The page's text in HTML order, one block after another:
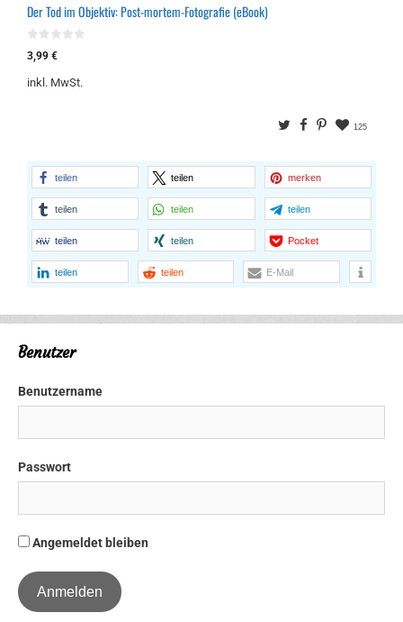
Der Tod im Objektiv: Post-mortem-Fotografie (eBook)
0
v
n
3,99 €
inkl. MwSt.
TwitterFacebook
Pinterest
125
teilen teilen merken
teilen teilen teilen
teilen teilen Pocket
teilen teilen E-Mail
Benutzer
Benutzername
Passwort
Angemeldet bleiben